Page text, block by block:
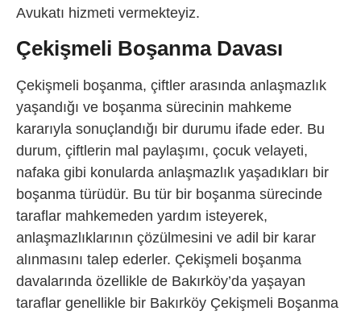
Avukatı hizmeti vermekteyiz.
Çekişmeli Boşanma Davası
Çekişmeli boşanma, çiftler arasında anlaşmazlık
yaşandığı ve boşanma sürecinin mahkeme
kararıyla sonuçlandığı bir durumu ifade eder. Bu
durum, çiftlerin mal paylaşımı, çocuk velayeti,
nafaka gibi konularda anlaşmazlık yaşadıkları bir
boşanma türüdür. Bu tür bir boşanma sürecinde
taraflar mahkemeden yardım isteyerek,
anlaşmazlıklarının çözülmesini ve adil bir karar
alınmasını talep ederler. Çekişmeli boşanma
davalarında özellikle de Bakırköy’da yaşayan
taraflar genellikle bir Bakırköy Çekişmeli Boşanma